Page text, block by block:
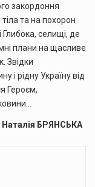
закордоння
та на похорон
селищі, де
плани на щасливе
Звідки
і рідну Україну від
Героєм,
Наталія БРЯНСЬКА